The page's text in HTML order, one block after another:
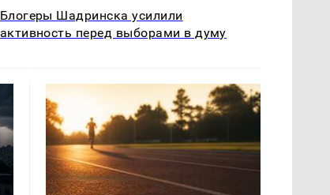
Блогеры Шадринска усилили
активность перед выборами в думу